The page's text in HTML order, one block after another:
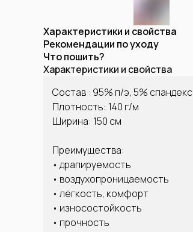
Характеристики и свойства
Рекомендации по уходу
Что пошить?
Характеристики и свойства
Состав : 95% п/э, 5% спандекс
Плотность: 140 г/м
Ширина: 150 см
Преимущества:
• драпируемость
• воздухопроницаемость
• лёгкость, комфорт
• износостойкость
• прочность